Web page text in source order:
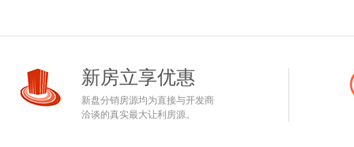
新房立享优惠
新盘分销房源均为直接与开发商
洽谈的真实最大让利房源。